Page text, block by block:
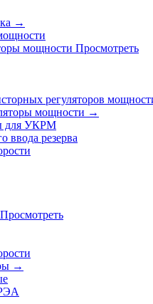
→
мощности Просмотреть
регуляторов
мощности →
для УКРМ
ввода резерва
Просмотреть
→